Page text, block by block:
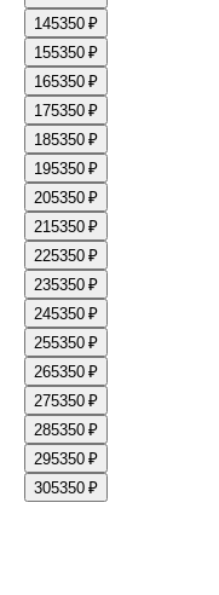
145350 ₽
155350 ₽
165350 ₽
175350 ₽
185350 ₽
195350 ₽
205350 ₽
215350 ₽
225350 ₽
235350 ₽
245350 ₽
255350 ₽
265350 ₽
275350 ₽
285350 ₽
295350 ₽
305350 ₽